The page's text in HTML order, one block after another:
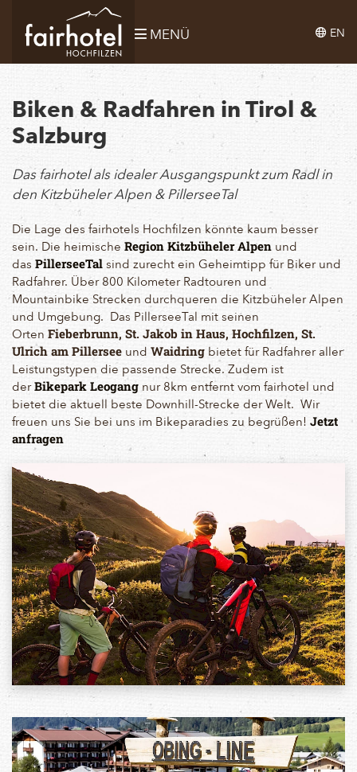
MENÜ EN
Biken & Radfahren in Tirol &
Salzburg
Das fairhotel als idealer Ausgangspunkt zum Radl in
den Kitzbüheler Alpen & PillerseeTal
Die Lage des fairhotels Hochfilzen könnte kaum besser
sein. Die heimische Region Kitzbüheler Alpen und
das PillerseeTal sind zurecht ein Geheimtipp für Biker und
Radfahrer. Über 800 Kilometer Radtouren und
Mountainbike Strecken durchqueren die Kitzbüheler Alpen
und Umgebung. Das PillerseeTal mit seinen
Orten Fieberbrunn, St. Jakob in Haus,Hochfilzen, St.
Ulrich am Pillersee und Waidring bietet für Radfahrer aller
Leistungstypen die passende Strecke. Zudem ist
derBikepark Leogang nur 8km entfernt vom fairhotel und
bietet die aktuell beste Downhill-Strecke der Welt. Wir
freuen uns Sie bei uns im Bikeparadies zu begrüßen! Jetzt
anfragen